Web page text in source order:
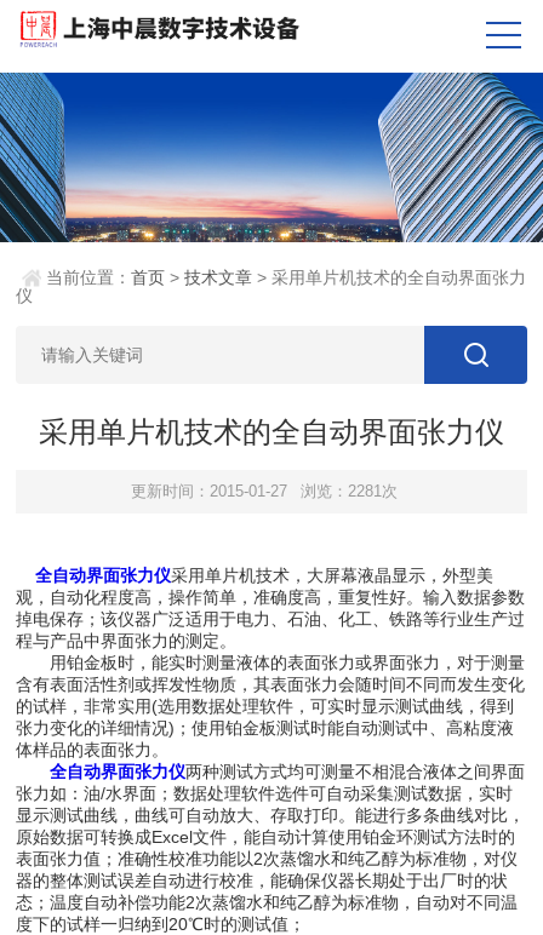
当前位置：首页 >技术文章 > 采用单片机技术的全自动界面张力
仪
采用单片机技术的全自动界面张力仪
更新时间：2015-01-27 浏览：2281次
全自动界面张力仪采用单片机技术，大屏幕液晶显示，外型美
观，自动化程度高，操作简单，准确度高，重复性好。输入数据参数
掉电保存；该仪器广泛适用于电力、石油、化工、铁路等行业生产过
程与产品中界面张力的测定。
用铂金板时，能实时测量液体的表面张力或界面张力，对于测量
含有表面活性剂或挥发性物质，其表面张力会随时间不同而发生变化
的试样，非常实用(选用数据处理软件，可实时显示测试曲线，得到
张力变化的详细情况)；使用铂金板测试时能自动测试中、高粘度液
体样品的表面张力。
全自动界面张力仪两种测试方式均可测量不相混合液体之间界面
张力如：油/水界面；数据处理软件选件可自动采集测试数据，实时
显示测试曲线，曲线可自动放大、存取打印。能进行多条曲线对比，
原始数据可转换成Excel文件，能自动计算使用铂金环测试方法时的
表面张力值；准确性校准功能以2次蒸馏水和纯乙醇为标准物，对仪
器的整体测试误差自动进行校准，能确保仪器长期处于出厂时的状
态；温度自动补偿功能2次蒸馏水和纯乙醇为标准物，自动对不同温
度下的试样一归纳到20℃时的测试值；